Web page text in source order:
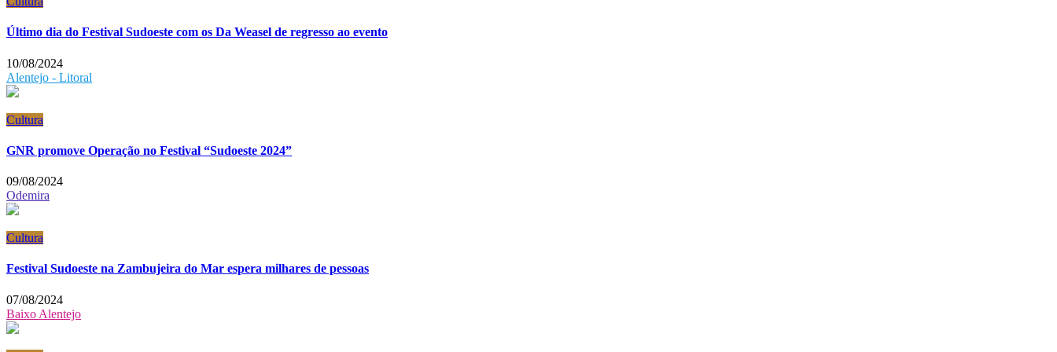
Último dia do Festival Sudoeste com os Da Weasel de regresso ao evento
10/08/2024
Alentejo - Litoral
Cultura
GNR promove Operação no Festival “Sudoeste 2024”
09/08/2024
Odemira
Cultura
Festival Sudoeste na Zambujeira do Mar espera milhares de pessoas
07/08/2024
Baixo Alentejo